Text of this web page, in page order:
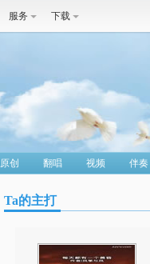
服务 下载
原创 翻唱 视频 伴奏
Ta的主打